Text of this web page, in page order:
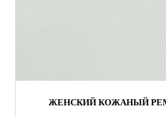
ЖЕНСКИЙ КОЖАНЫЙ